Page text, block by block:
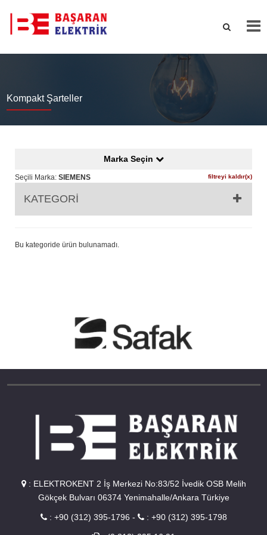
Kompakt Şarteller
Marka Seçin
Seçili Marka:SIEMENS filtreyi kaldır(x)
KATEGORİ
Bu kategoride ürün bulunamadı.
: ELEKTROKENT 2 İş Merkezi No:83/52 İvedik OSB Melih
Gökçek Bulvarı 06374 Yenimahalle/Ankara Türkiye
: +90 (312) 395-1796 - : +90 (312) 395-1798